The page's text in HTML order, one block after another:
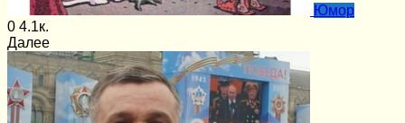
Юмор
0 4.1к.
Далее